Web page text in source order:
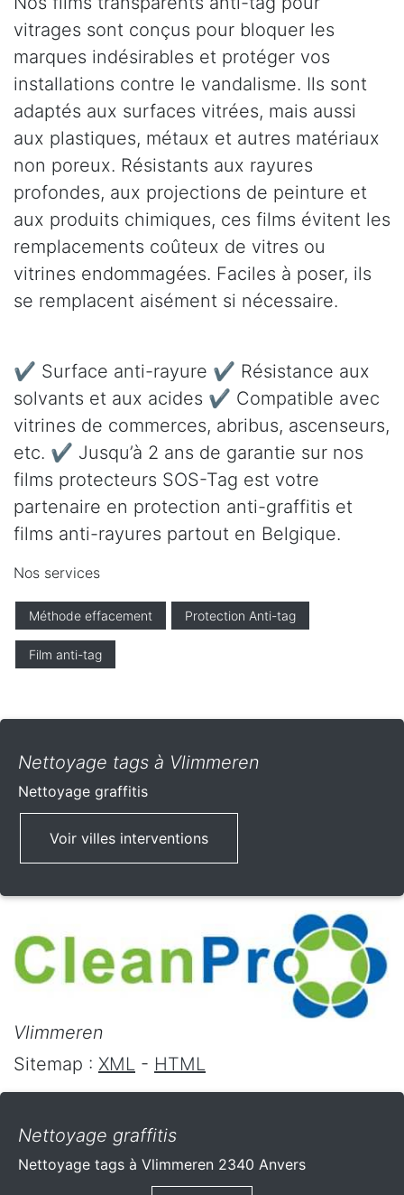
vitrages sont conçus pour bloquer les
marques indésirables et protéger vos
installations contre le vandalisme. Ils sont
adaptés aux surfaces vitrées, mais aussi
aux plastiques, métaux et autres matériaux
non poreux. Résistants aux rayures
profondes, aux projections de peinture et
aux produits chimiques, ces films évitent les
remplacements coûteux de vitres ou
vitrines endommagées. Faciles à poser, ils
se remplacent aisément si nécessaire.
✔ Surface anti-rayure ✔ Résistance aux
solvants et aux acides ✔ Compatible avec
vitrines de commerces, abribus, ascenseurs,
etc. ✔ Jusqu’à 2 ans de garantie sur nos
films protecteurs SOS-Tag est votre
partenaire en protection anti-graffitis et
films anti-rayures partout en Belgique.
Nos services
Méthode effacement Protection Anti-tag
Film anti-tag
Nettoyage tags à Vlimmeren
Nettoyage graffitis
Voir villes interventions
Vlimmeren
Sitemap : XML - HTML
Nettoyage graffitis
Nettoyage tags à Vlimmeren 2340 Anvers